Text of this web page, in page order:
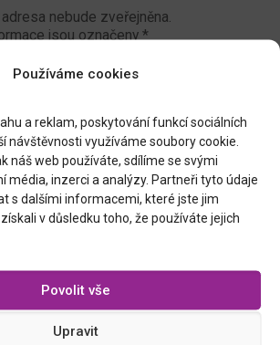
Používáme cookies
a reklam, poskytování funkcí sociálních
návštěvnosti využíváme soubory cookie.
náš web používáte, sdílíme se svými
média, inzerci a analýzy. Partneři tyto údaje
s dalšími informacemi, které jste jim
v důsledku toho, že používáte jejich
Povolit vše
Upravit
nebude zveřejněna.
jsou označeny*